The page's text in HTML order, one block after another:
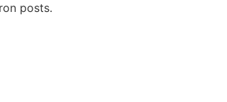
posts.